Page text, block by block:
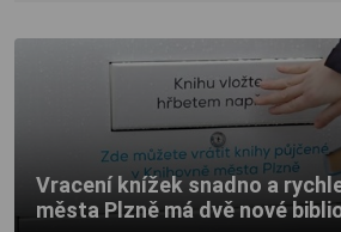
Vracení knížek snadno a
města Plzně má dvě nové